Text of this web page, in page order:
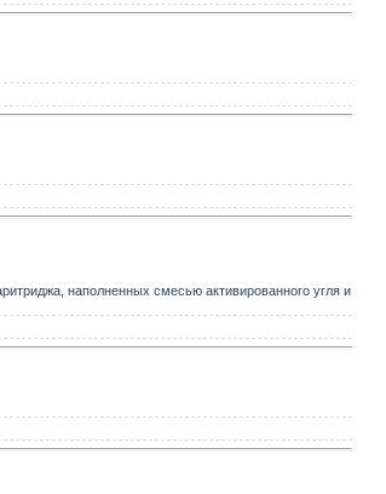
наполненных смесью активированного угля и